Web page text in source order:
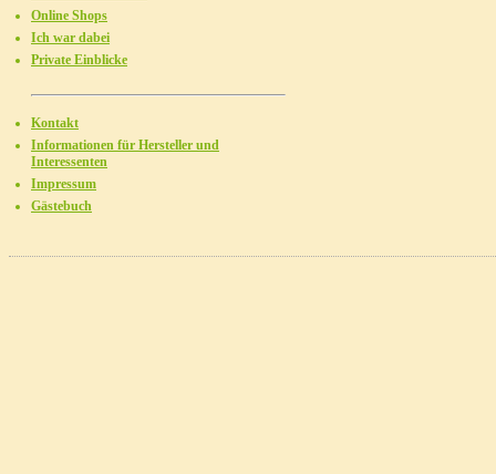
Online Shops
Ich war dabei
Private Einblicke
Kontakt
Informationen für Hersteller und
Interessenten
Impressum
Gästebuch